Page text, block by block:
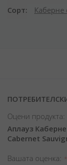
Сорт
Оцени продукта:
Аплауз
Cabernet
Вашата оценка